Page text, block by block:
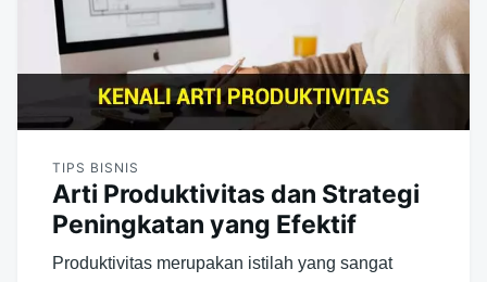
TIPS BISNIS
Arti Produktivitas dan Strategi
Peningkatan yang Efektif
Produktivitas merupakan istilah yang sangat